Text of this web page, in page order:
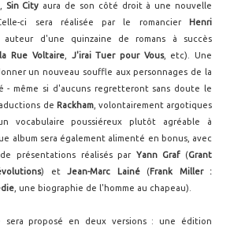
Sin City aura de son côté droit à une nouvelle
ci sera réalisée par le romancier
Henri
, auteur d'une quinzaine de romans à succès
Rue Voltaire, J'irai Tuer pour Vous, etc). Une
un nouveau souffle aux personnages de la
- même si d'aucuns regretteront sans doute le
de Rackham, volontairement argotiques
vocabulaire poussiéreux plutôt agréable à
album sera également alimenté en bonus, avec
présentations réalisés par Yann Graf (Grant
) etJean-Marc Lainé(Frank Miller :
, une biographie de l'homme au chapeau).
sera proposé en deux versions : une édition